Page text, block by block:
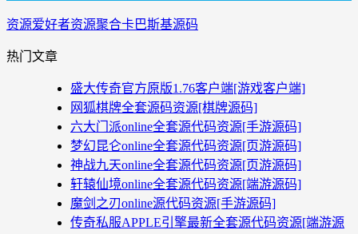
资源爱好者资源聚合卡巴斯基源码
热门文章
盛大传奇官方原版1.76客户端[游戏客户端]
网狐棋牌全套源码资源[棋牌源码]
六大门派online全套源代码资源[手游源码]
梦幻昆仑online全套源代码资源[页游源码]
神战九天online全套源代码资源[页游源码]
轩辕仙境online全套源代码资源[端游源码]
魔剑之刃online源代码资源[手游源码]
传奇私服APPLE引擎最新全套源代码资源[端游源